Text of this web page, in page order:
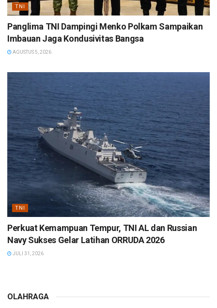
TNI
Panglima TNI Dampingi Menko Polkam Sampaikan
Imbauan Jaga Kondusivitas Bangsa
AGUSTUS 5, 2026
TNI
Perkuat Kemampuan Tempur, TNI AL dan Russian
Navy Sukses Gelar Latihan ORRUDA 2026
JULI 31, 2026
OLAHRAGA